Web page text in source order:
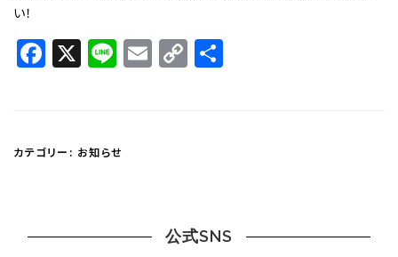
い！
Facebook
X LineEmail
Copy
Link
カテゴリー: お知らせ
公式SNS